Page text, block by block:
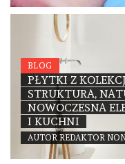
BLOG
PŁYTKI Z
STRUKTURA,
NOWOCZESNA
I KUCHNI
AUTOR REDAKTOR